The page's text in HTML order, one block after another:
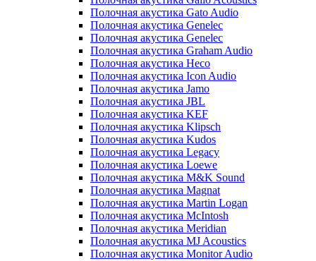
Полочная акустика Gato Audio
Полочная акустика Genelec
Полочная акустика Genelec
Полочная акустика Graham Audio
Полочная акустика Heco
Полочная акустика Icon Audio
Полочная акустика Jamo
Полочная акустика JBL
Полочная акустика KEF
Полочная акустика Klipsch
Полочная акустика Kudos
Полочная акустика Legacy
Полочная акустика Loewe
Полочная акустика M&K Sound
Полочная акустика Magnat
Полочная акустика Martin Logan
Полочная акустика McIntosh
Полочная акустика Meridian
Полочная акустика MJ Acoustics
Полочная акустика Monitor Audio